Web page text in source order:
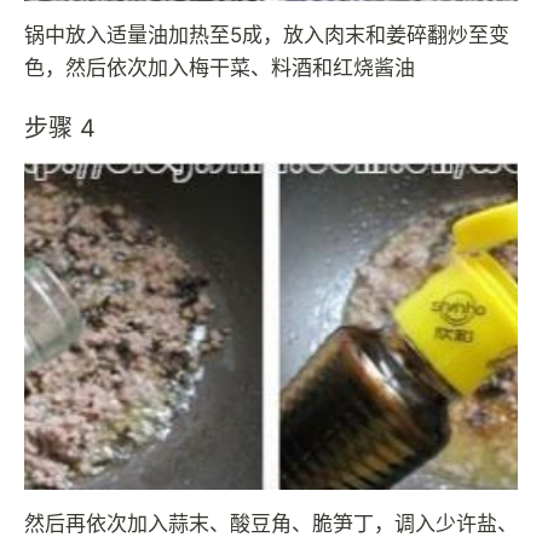
锅中放入适量油加热至5成，放入肉末和姜碎翻炒至变
色，然后依次加入梅干菜、料酒和红烧酱油
步骤 4
然后再依次加入蒜末、酸豆角、脆笋丁，调入少许盐、